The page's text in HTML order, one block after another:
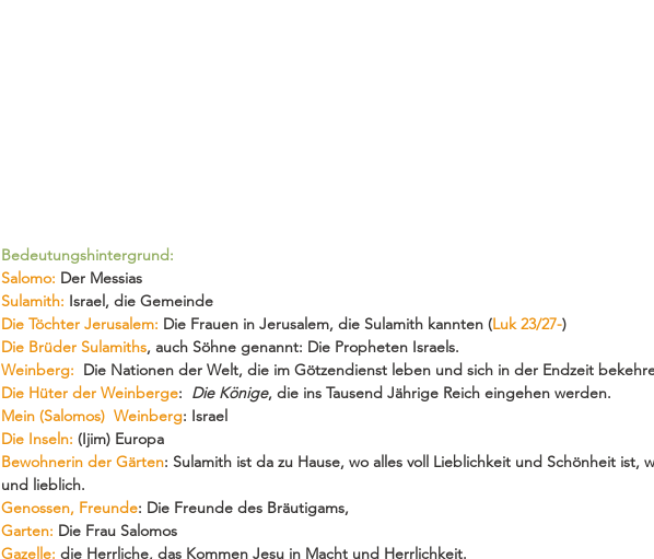
Bedeutungshintergrund:
Salomo: Der Messias
Sulamith: Israel, die Gemeinde
Die Töchter Jerusalem: Die Frauen in Jerusalem, die Sulamith kannten (Luk 23/27-)
Die Brüder Sulamiths, auch Söhne genannt: Die Propheten Israels.
Weinberg:
Die Nationen der Welt, die im Götzendienst leben und sich in der Endzeit
Die Hüter der Weinberge: Die Könige, die ins Tausend Jährige Reich eingehen werden.
Mein (Salomos)  Weinberg: Israel
Die Inseln: (Ijim) Europa
Bewohnerin der Gärten: Sulamith ist da zu Hause, wo alles voll Lieblichkeit und Schönheit ist,
und lieblich.
Genossen, Freunde: Die Freunde des Bräutigams,
Garten: Die Frau Salomos
Gazelle: die Herrliche, das Kommen Jesu in Macht und Herrlichkeit.